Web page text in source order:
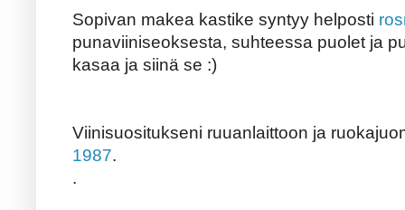
Sopivan makea kastike syntyy helposti
punaviiniseoksesta, suhteessa puolet ja
kasaa ja siinä se :)
Viinisuositukseni ruuanlaittoon ja
1987.
.